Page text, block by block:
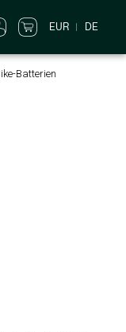
EUR DE
Batterien